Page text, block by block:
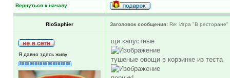
Вернуться к началу
RioSaphier Заголовок сообщения: Re: Игра "В ресторане"
Я давно здесь живу
щи капустные
тушеные овощи в корзинке из теста